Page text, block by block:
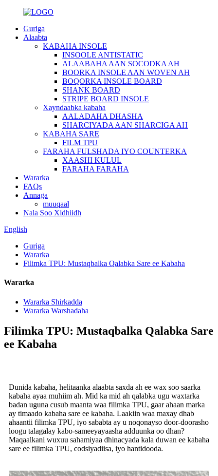
Guriga
Alaabta
KABAHA INSOLE
INSOOLE ANTISTATIC
ALAABAHA AAN SOCODKA AH
BOORKA INSOLE AAN WOVEN AH
BOQORKA INSOLE BOARD
SHANK BOARD
STRIPE BOARD INSOLE
Xayndaabka kabaha
AALADAHA DHASHA
SHARCIYADA AAN SHARCIGA AH
KABAHA SARE
FILM TPU
FARAHA FULSHADA IYO COUNTERKA
XAASHI KULUL
FARAHA FARAHA
Wararka
FAQs
Annaga
muuqaal
Nala Soo Xidhiidh
English
Guriga
Wararka
Filimka TPU: Mustaqbalka Qalabka Sare ee Kabaha
Wararka
Wararka Shirkadda
Wararka Warshadaha
Filimka TPU: Mustaqbalka Qalabka Sare
ee Kabaha
Dunida kabaha, helitaanka alaabta saxda ah ee wax soo saarka
kabaha ayaa muhiim ah. Mid ka mid ah qalabka ugu waxtarka
badan uguna cusub maanta waa filimka TPU, gaar ahaan marka
ay timaado kabaha sare ee kabaha. Laakiin waa maxay dhab
ahaantii filimka TPU, iyo sababta ay u noqonayso door-doorasho
loogu talagalay kabo-sameeyayaasha adduunka oo dhan?
Maqaalkani wuxuu sahamiyaa dhinacyada kala duwan ee kabaha
sare ee filimka TPU, codsiyadiisa, iyo hantidooda.